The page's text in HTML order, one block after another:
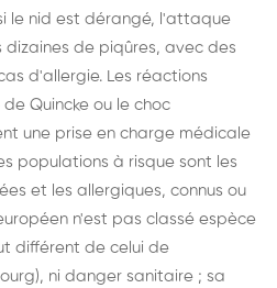
le nid est dérangé, l'attaque
de piqûres, avec des
d'allergie. Les réactions
Quincke ou le choc
une prise en charge médicale
populations à risque sont les
et les allergiques, connus ou
n'est pas classé espèce
différent de celui de
ni danger sanitaire ; sa